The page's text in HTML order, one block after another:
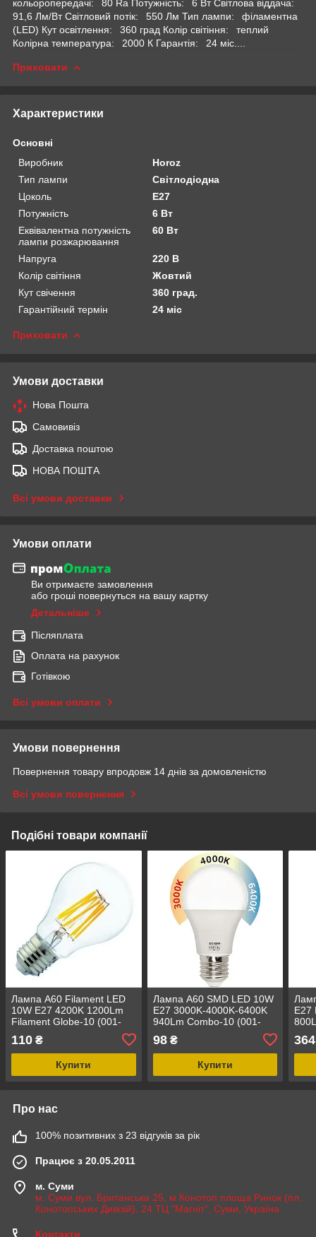
кольоропередачі: 80 Ra Потужність: 6 Вт Світлова віддача:
91,6 Лм/Вт Світловий потік: 550 Лм Тип лампи: філаментна
(LED) Кут освітлення: 360 град Колір світіння: теплий
Колірна температура: 2000 К Гарантія: 24 міс....
Приховати
Характеристики
Основні
Виробник
Horoz
Тип лампи
Світлодіодна
Цоколь
E27
Потужність
6 Вт
Еквівалентна потужність
лампи розжарювання
60 Вт
Напруга
220 В
Колір світіння
Жовтий
Кут свічення
360 град.
Гарантійний термін
24 міс
Приховати
Умови доставки
Нова Пошта
Самовивіз
Доставка поштою
НОВА ПОШТА
Всі умови доставки
Умови оплати
Ви отримаєте замовлення
або гроші повернуться на вашу картку
Детальніше
Післяплата
Оплата на рахунок
Готівкою
Всі умови оплати
Умови повернення
Повернення товару впродовж 14 днів за домовленістю
Всі умови повернення
Подібні товари компанії
Лампа A60 Filament LED
10W E27 4200K 1200Lm
Filament Globe-10 (001-
110 ₴
Купити
Лампа A60 SMD LED 10W
E27 3000K-4000K-6400K
940Lm Combo-10 (001-
98₴
Купити
E27
364
Про нас
100% позитивних з 23 відгуків за рік
Працює з 20.05.2011
м. Суми
м. Суми вул. Британська 25, м Конотоп площа Ринок (пл.
Конотопських Дивізій), 24 ТЦ "Магніт", Суми, Україна
Контакти